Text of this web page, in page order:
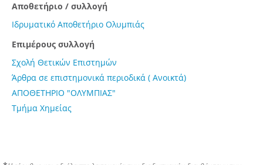
Αποθετήριο / συλλογή
Ιδρυματικό Αποθετήριο Ολυμπιάς
Επιμέρους συλλογή
Σχολή Θετικών Επιστημών
Άρθρα σε επιστημονικά περιοδικά ( Ανοικτά)
ΑΠΟΘΕΤΗΡΙΟ "ΟΛΥΜΠΙΑΣ"
Τμήμα Χημείας